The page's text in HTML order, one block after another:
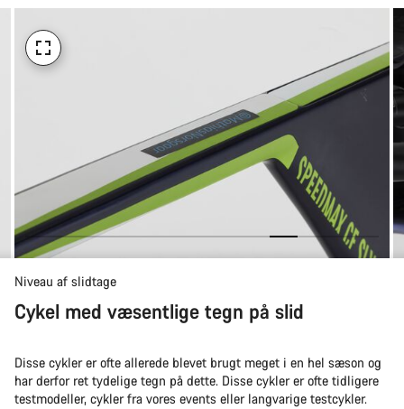
købe
Niveau af slidtage
Cykel med væsentlige tegn på slid
Disse cykler er ofte allerede blevet brugt meget i en hel sæson og
har derfor ret tydelige tegn på dette. Disse cykler er ofte tidligere
testmodeller, cykler fra vores events eller langvarige testcykler.